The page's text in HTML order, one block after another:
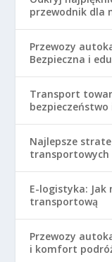
przewodnik dla
Przewozy
Bezpieczna i
Transport
Najlepsze
transportowych
E-logistyka: Jak
transportową
Przewozy
i komfort